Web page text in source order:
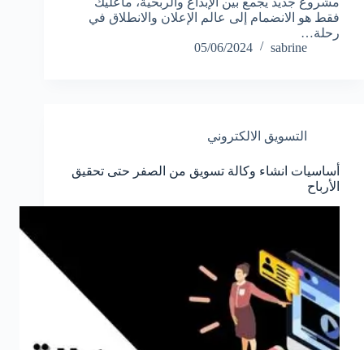
فقط هو الانضمام إلى عالم الإعلان والانطلاق في
رحلة…
sabrine
05/06/2024
التسويق الالكتروني
أساسيات انشاء وكالة تسويق من الصفر حتى تحقيق
الأرباح